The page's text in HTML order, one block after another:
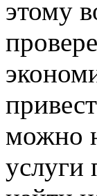
этому
можно
услуги